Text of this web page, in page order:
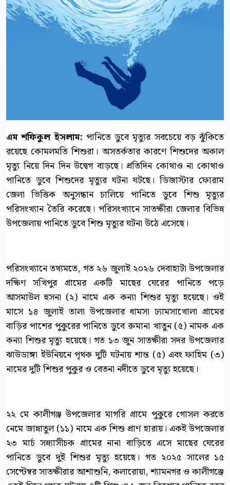
এম শফিকুল ইসলাম: পানিতে ডুবে মৃত্যুর সবচেয়ে বড় ঝুঁকিতে
রয়েছে কোমলমতি শিশুরা। অসতর্কতার কারণে শিশুদের অকাল
মৃত্যু নিয়ে দিন দিন উদ্বেগ বাড়ছে। প্রতিদিন কোথাও না কোথাও
পানিতে ডুবে শিশুদের মৃত্যুর ঘটনা ঘটছে। ডিজাস্টার ফোরাম
জেলা ভিত্তিক অনুসন্ধান চালিয়ে পানিতে ডুবে শিশু মৃত্যুর
পরিসংখ্যান তৈরি করেছে। পরিসংখ্যানে সাতক্ষীরা জেলার বিভিন্ন
উপজেলায় পানিতে ডুবে শিশু মৃত্যুর ঘটনা উঠে এসেছে।
পরিসংখ্যানে তথ্যমতে, গত ২৬ জুলাই ২০২৬ দেবাহাটা উপজেলার
দক্ষিণ সখিপুর গ্রামের একটি মাছের ঘেরের পানিতে পড়ে
আসমাউল হুসনা (২) নামে এক কন্যা শিশুর মৃত্যু হয়েছে। ওই
মাসে ১৪ জুলাই তালা উপজেলার ধামসা ঢ্যামসাখোলা গ্রামের
বাড়ির পাশের পুকুরের পানিতে ডুবে রুমানা খাতুন (৫) নামক এক
কন্যা শিশুর মৃত্যু হয়েছে। গত ১৩ জুন সাতক্ষীরা সদর উপজেলার
ঝাউডাঙ্গা ইউনিয়নে পৃথক দুটি ঘটনায় শান্ত (৫) এবং ফাহিম (৩)
নামের দুটি শিশুর পুকুর ও বেতনা নদীতে ডুবে মৃত্যু হয়েছে।
২২ মে কালীগঞ্জ উপজেলার মাগরি গ্রামে পুকুরে গোসল করতে
নেমে জান্নাতুল (১১) নামে এক শিশু প্রাণ হারায়। একই উপজেলার
২৩ মার্চ সন্ন্যাসীচক গ্রামের নানা বাড়িতে এসে মাছের ঘেরের
পানিতে ডুবে দুই শিশুর মৃত্যু হয়েছে। গত ২০২৫ সালের ১৫
সেপ্টেম্বর সাতক্ষীরার আশাশুনি, কলারোয়া, শ্যামনগর ও কালীগঞ্জে